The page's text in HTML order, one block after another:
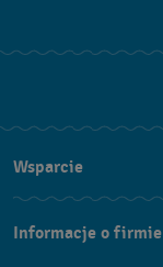
Wsparcie
FAQ
Informacje o firmie